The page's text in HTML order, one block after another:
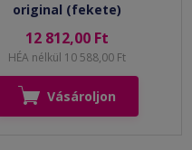
original (fekete)
12 812,00 Ft
HÉA nélkül 10 588,00 Ft
Vásároljon